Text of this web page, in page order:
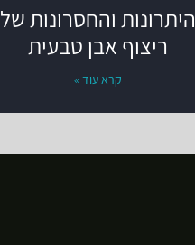
היתרונות והחסרונות של
ריצוף אבן טבעית
קרא עוד »